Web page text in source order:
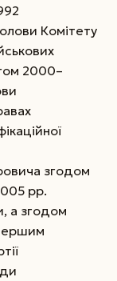
Комітету
2000–
згодом
рр.
а згодом